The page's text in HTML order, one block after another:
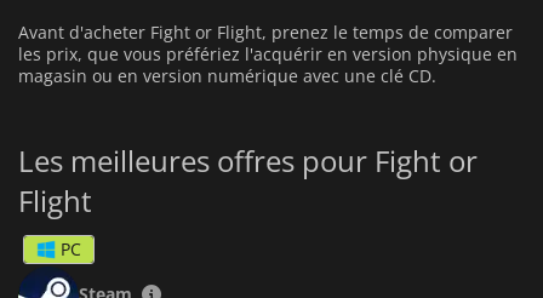
Avant d'acheter Fight or Flight, prenez le temps de comparer
les prix, que vous préfériez l'acquérir en version physique en
magasin ou en version numérique avec une clé CD.
Les meilleures offres pour Fight or
Flight
PC
Steam